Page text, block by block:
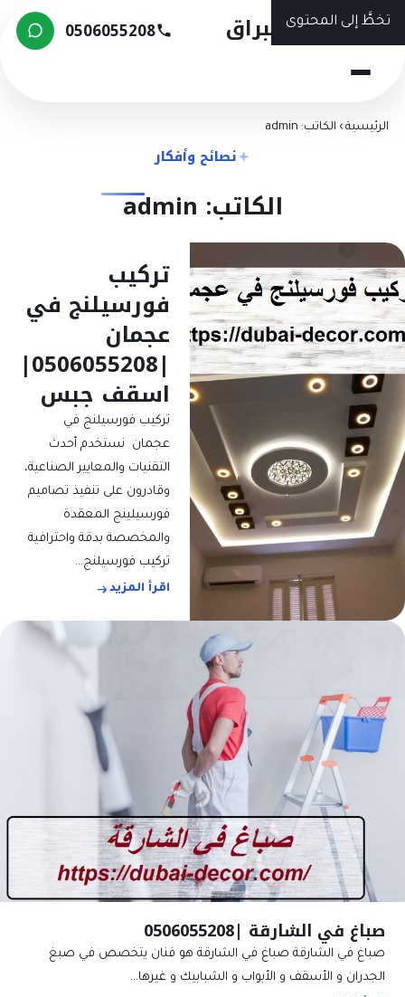
تخطَّ إلى المحتوى
شركة البراق 0506055208
الرئيسية › الكاتب: admin
نصائح وأفكار
الكاتب: admin
تركيب
فورسيلنج في
عجمان
|0506055208|
اسقف جبس
تركيب فورسيلنج في
عجمان نستخدم أحدث
التقنيات والمعايير الصناعية،
وقادرون على تنفيذ تصاميم
فورسيلينج المعقدة
والمخصصة بدقة واحترافية
تركيب فورسيلنج…
اقرأ المزيد
صباغ في الشارقة |0506055208
صباغ في الشارقة صباغ في الشارقة هو فنان يتخصص في صبغ
الجدران و الأسقف و الأبواب و الشبابيك و غيرها…